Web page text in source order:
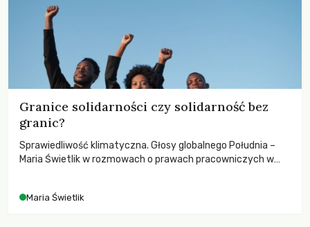
Granice solidarności czy solidarność bez
granic?
Sprawiedliwość klimatyczna. Głosy globalnego Południa –
Maria Świetlik w rozmowach o prawach pracowniczych w
Maria Świetlik